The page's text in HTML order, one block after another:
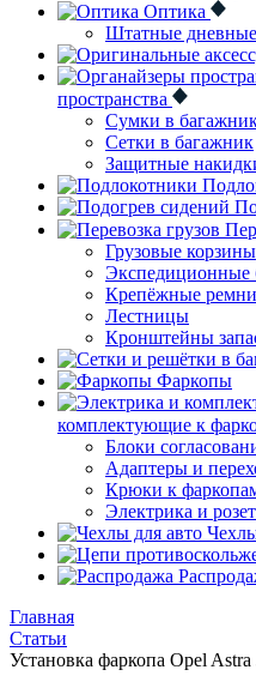
Оптика
Штатные
пространства
Сумки в
Сетки в багажник
Защитные
Грузовые корзины
Экспедиционные
Крепёжные
Лестницы
Кронштейны
Фаркопы
комплектующие к
Блоки
Адаптеры и
Крюки к
Электрика и
Главная
Статьи
Установка фаркопа Opel